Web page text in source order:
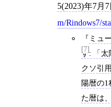
5(2023)年7月
m/Rindows7/
[7]
ミュ
す: 「太
クソ引
陽暦の1
た暦は